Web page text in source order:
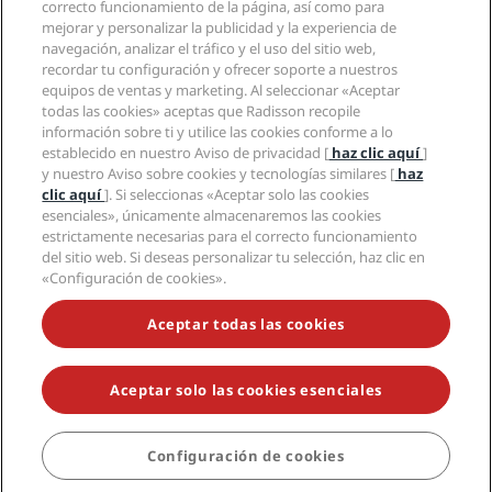
Hoteles ideales para familias
Salud y seguridad
Empleos en RHG
Empleos en PPHE
Empleos en EHL
The Club by RHG
Oportunidades de desarrollo
Responsabilidad social corporativa
Compras
Centro de privacidad
Aviso legal
Términos y condiciones de Radisson Rewards
Acuerdo de uso del sitio
Accesibilidad digital
Declaración sobre la esclavitud moderna
Ayuda
Avisos al consumidor
Contacto
Preguntas frecuentes
Mapa del sitio
Redes sociales
Marcas de Radisson Hotels
NO TE PIERDAS NUESTRAS OFERTAS MÁS POPULARES
© 2026 Radisson Hotel Group.Todos los derechos reservados. RHG
Radisson Hotel Group, Radisson, Radisson RED, Radisson Blu, Radisson
Collection, Radisson Individuals, Park Plaza, Park Inn, Country Inn &
Suites, Prize by Radisson, Radisson Rewards y Radisson Meetings son
marcas registradas de Radisson Hotel Group.
correcto funcionamiento de la página, así como para
mejorar y personalizar la publicidad y la experiencia de
navegación, analizar el tráfico y el uso del sitio web,
recordar tu configuración y ofrecer soporte a nuestros
equipos de ventas y marketing. Al seleccionar «Aceptar
todas las cookies» aceptas que Radisson recopile
información sobre ti y utilice las cookies conforme a lo
establecido en nuestro Aviso de privacidad [ haz clic aquí]
y nuestro Aviso sobre cookies y tecnologías similares [ haz
clic aquí]. Si seleccionas «Aceptar solo las cookies
esenciales», únicamente almacenaremos las cookies
estrictamente necesarias para el correcto funcionamiento
del sitio web. Si deseas personalizar tu selección, haz clic en
«Configuración de cookies».
Aceptar todas las cookies
Aceptar solo las cookies esenciales
Configuración de cookies